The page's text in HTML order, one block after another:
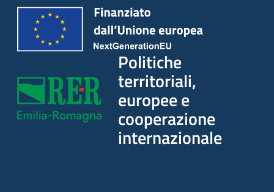
Politiche
territoriali,
europee e
cooperazione
internazionale